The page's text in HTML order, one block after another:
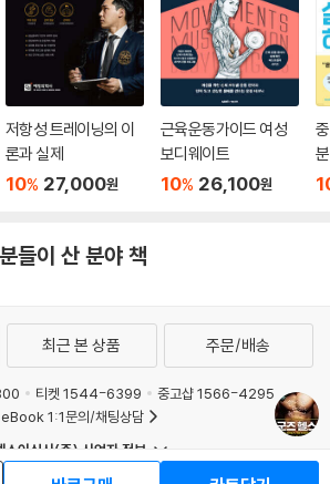
저항성 트레이닝의 이
론과 실제
10% 27,000원
근육운동가이드 여성
보디웨이트
10% 26,100원
들이 산 분야 책
최근 본 상품 주문/배송
티켓 1544-6399
중고샵 1566-4295
eBook 1:1문의/채팅상담
스이십사(주) 사업자 정보